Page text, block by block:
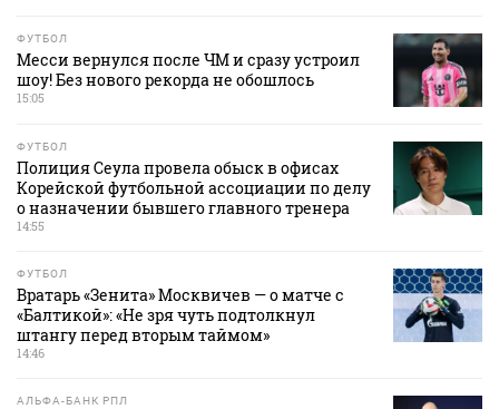
ФУТБОЛ
Месси вернулся после ЧМ и сразу устроил
шоу! Без нового рекорда не обошлось
15:05
ФУТБОЛ
Полиция Сеула провела обыск в офисах
Корейской футбольной ассоциации по делу
о назначении бывшего главного тренера
14:55
ФУТБОЛ
Вратарь «Зенита» Москвичев — о матче с
«Балтикой»: «Не зря чуть подтолкнул
штангу перед вторым таймом»
14:46
АЛЬФА-БАНК РПЛ